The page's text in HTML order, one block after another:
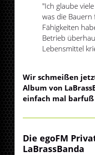
"Ich glaube
was die
Fähigkeiten
Betrieb
Lebensmittel
Wir schmeißen
Album von
einfach mal barfuß
Die egoFM
LaBrassBanda